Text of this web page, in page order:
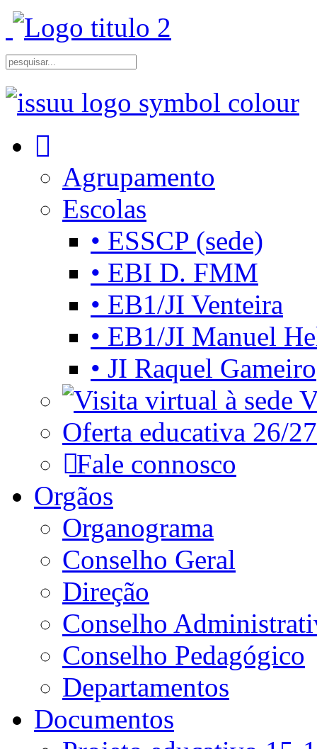
Agrupamento
Escolas
• ESSCP (sede)
• EBI D. FMM
• EB1/JI Venteira
• EB1/JI Manuel
• JI Raquel Gameiro
Oferta educativa 26/27
Fale connosco
Orgãos
Organograma
Conselho Geral
Direção
Conselho
Conselho Pedagógico
Departamentos
Documentos